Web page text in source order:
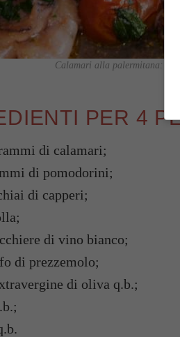
Calamari alla palermitana:
PER 4
di calamari;
di pomodorini;
di capperi;
di vino bianco;
di prezzemolo;
di oliva q.b.;